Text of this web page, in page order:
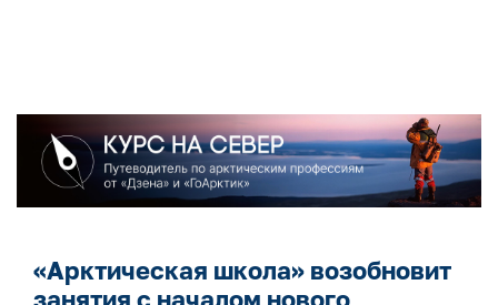
«Арктическая школа» возобновит
занятия с началом нового